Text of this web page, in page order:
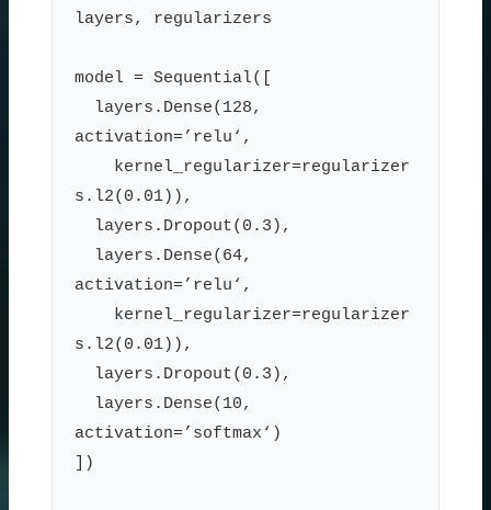
layers, regularizers
model = Sequential([
layers.Dense(128,
activation=’relu‘,
kernel_regularizer=regularizer
s.l2(0.01)),
layers.Dropout(0.3),
layers.Dense(64,
activation=’relu‘,
kernel_regularizer=regularizer
s.l2(0.01)),
layers.Dropout(0.3),
layers.Dense(10,
activation=’softmax‘)
])